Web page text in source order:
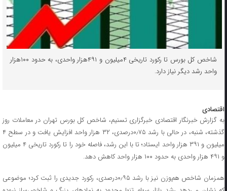
شاخص کل بورس تا رکورد تاریخی ۴میلیون و ۴۹۱هزار واحدی، به حدود ۱۰۰هزار
واحد رشد دیگر نیاز دارد.
اقتصادی
به گزارش خبرنگار اقتصادی خبرگزاری تسنیم، شاخص کل بورس تهران در معاملات روز
گذشته، شنبه، در حالی با رشد ۰٫۷۵درصدی، ۳۲ هزار واحد افزایش یافت و در سطح ۴
میلیون و ۳۹۱ هزار واحد ایستاد؛ تا با این رشد، فاصله خود را تا رکورد تاریخی ۴ میلیون
و ۴۹۱ هزار واحدی به حدود ۱۰۰ هزار واحد کاهش دهد.
همزمان شاخص هم‌وزن نیز با رشد ۰٫۹۵درصدی، رکورد جدیدی را ثبت کرد؛ موضوعی